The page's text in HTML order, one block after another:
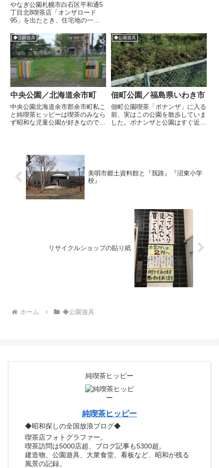
やなぎ公園札幌市白石区平和通5
丁目北8喫茶店「オンザロード
95」を出たとき、住宅地の一角
くに変わったカタチの遊具のよう
なものが見えて「ん??????」と
なり、行ってみることに。名前の
とおり柳の木が多い公園で、滑...
タ...
◆公園遊具
中央公園／北海道余市町
中央公園北海道余市郡余市町私こ
と純喫茶ヒッピーは喫茶のみなら
ず昭和な児童公園が好きなのです
惜しみしていましたが本日は私の
誕生日ということもあり掲載で
◆公園遊具
佃町公園／福島県いわき市
佃町公園喫茶「ボナンザ」に入る
前、実はこの公園を散歩していま
した。ボナンザと公園はすぐ近く
め...
美唄市郷土資料館と『我路』『沼東小学
校』
リサイクルショップの貼り紙
ホーム ◆公園遊具
純喫茶ヒッピー
純喫茶ヒッピー
◆昭和探しの全国放浪ブログ◆
喫茶店フォトグラファー。
喫茶訪問は5000店超、ブログ記事も5300超。
建造物、公園遊具、大衆食堂、看板など、昭和が残る
風景の記録。